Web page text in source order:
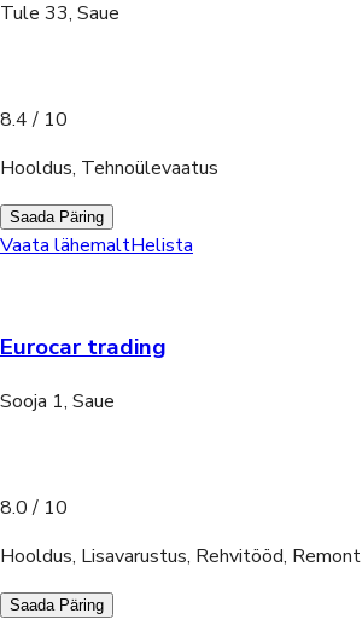
Tule 33, Saue
8.4 / 10
Hooldus, Tehnoülevaatus
Saada Päring
Vaata lähemaltHelista
Eurocar trading
Sooja 1, Saue
8.0 / 10
Hooldus, Lisavarustus, Rehvitööd, Remont
Saada Päring